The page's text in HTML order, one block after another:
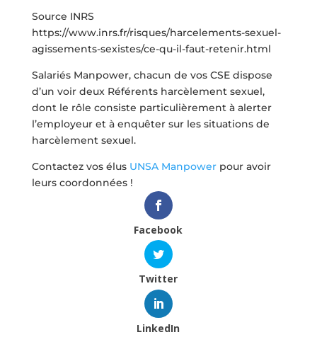
Source INRS
https://www.inrs.fr/risques/harcelements-sexuel-
agissements-sexistes/ce-qu-il-faut-retenir.html
Salariés Manpower, chacun de vos CSE dispose
d’un voir deux Référents harcèlement sexuel,
dont le rôle consiste particulièrement à alerter
l’employeur et à enquêter sur les situations de
harcèlement sexuel.
Contactez vos élus UNSA Manpowerpour avoir
leurs coordonnées !
Facebook
Twitter
LinkedIn